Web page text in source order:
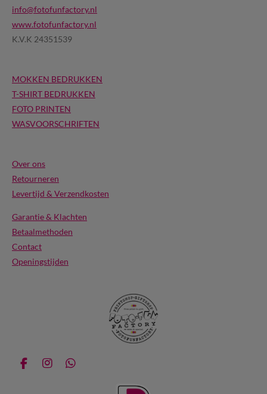
info@fotofunfactory.nl
www.fotofunfactory.nl
K.V.K 24351539
MOKKEN BEDRUKKEN
T-SHIRT BEDRUKKEN
FOTO PRINTEN
WASVOORSCHRIFTEN
Over ons
Retourneren
Levertijd & Verzendkosten
Garantie & Klachten
Betaalmethoden
Contact
Openingstijden
F
I
W